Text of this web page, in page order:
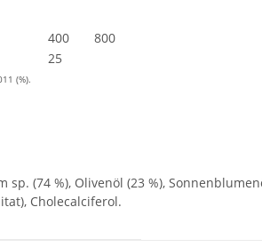
400
800
25
(%).
(74 %), Olivenöl (23 %),
Cholecalciferol.